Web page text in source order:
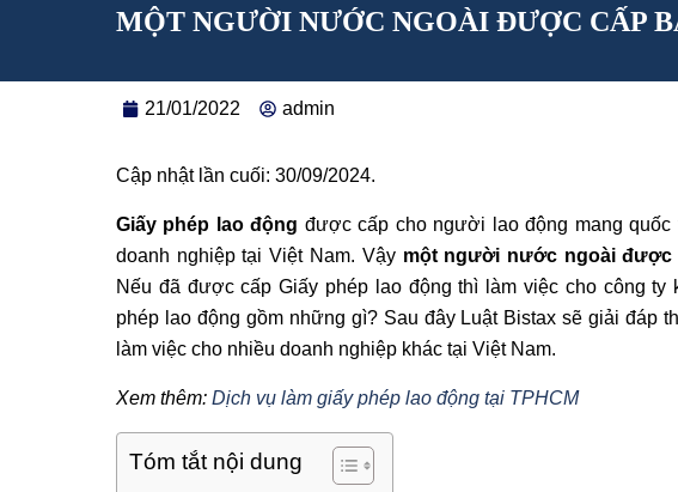
MỘT NGƯỜI NƯỚC NGOÀI ĐƯỢC CẤP
21/01/2022 admin
Cập nhật lần cuối: 30/09/2024.
Giấy phép lao động được cấp cho người lao động mang
doanh nghiệp tại Việt Nam. Vậy một người nước ngoài được
Nếu đã được cấp Giấy phép lao động thì làm việc cho công
phép lao động gồm những gì? Sau đây Luật Bistax sẽ giải đáp
làm việc cho nhiều doanh nghiệp khác tại Việt Nam.
Xem thêm: Dịch vụ làm giấy phép lao động tại TPHCM
Tóm tắt nội dung